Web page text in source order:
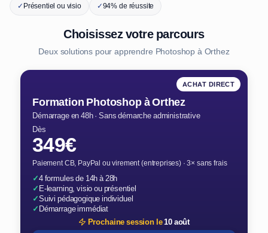
✓Présentiel ou visio ✓94% de réussite
Choisissez votre parcours
Deux solutions pour apprendre Photoshop à Orthez
ACHAT DIRECT
Formation Photoshop à Orthez
Démarrage en 48h · Sans démarche administrative
Dès
349€
Paiement CB, PayPal ou virement (entreprises) · 3× sans frais
✓4 formules de 14h à 28h
✓E-learning, visio ou présentiel
✓Suivi pédagogique individuel
✓Démarrage immédiat
Prochaine session le10 août